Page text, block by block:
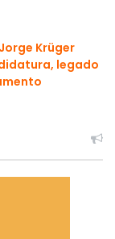
Krüger
legado